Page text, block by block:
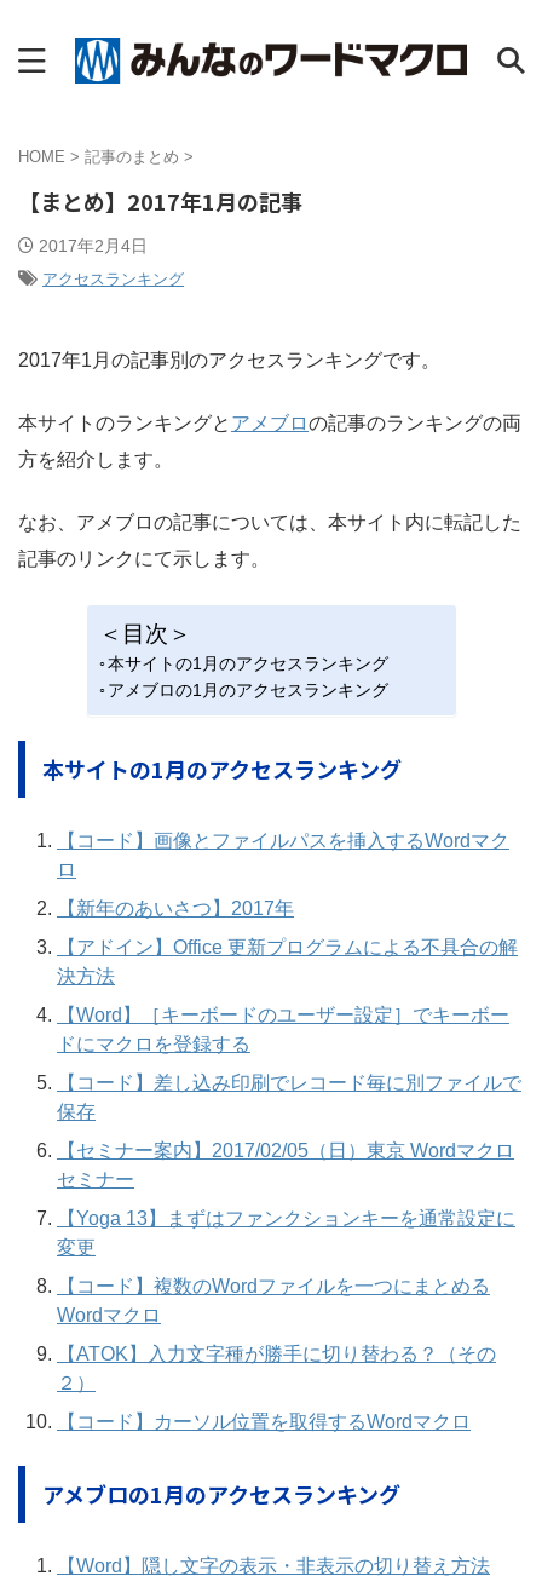
HOME > 記事のまとめ >
【まとめ】2017年1月の記事
2017年2月4日
アクセスランキング
2017年1月の記事別のアクセスランキングです。
本サイトのランキングと アメブロの記事のランキングの両
方を紹介します。
なお、アメブロの記事については、本サイト内に転記した
記事のリンクにて示します。
＜目次＞
本サイトの1月のアクセスランキング
アメブロの1月のアクセスランキング
本サイトの1月のアクセスランキング
【コード】画像とファイルパスを挿入するWordマク
ロ
【新年のあいさつ】2017年
【アドイン】Office 更新プログラムによる不具合の解
決方法
【Word】［キーボードのユーザー設定］でキーボー
ドにマクロを登録する
【コード】差し込み印刷でレコード毎に別ファイルで
保存
【セミナー案内】2017/02/05（日）東京 Wordマクロ
セミナー
【Yoga 13】まずはファンクションキーを通常設定に
変更
【コード】複数のWordファイルを一つにまとめる
Wordマクロ
【ATOK】入力文字種が勝手に切り替わる？（その
２）
【コード】カーソル位置を取得するWordマクロ
アメブロの1月のアクセスランキング
【Word】隠し文字の表示・非表示の切り替え方法